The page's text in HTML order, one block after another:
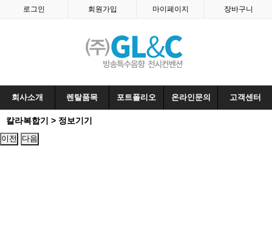
로그인 회원가입 마이페이지 장바구니
회사소개 렌탈품목 포트폴리오 온라인문의 고객센터
칼라복합기 > 정보기기
이전 다음